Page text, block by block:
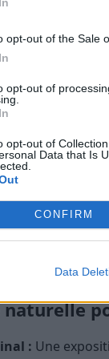
opt-out of the Sale
opt-out of
opt-out of
Data that Is
CONFIRM
Data
l’intestin
sur
du jour,
Cela
lumière
favorise
en évitant
ou à une
: Une